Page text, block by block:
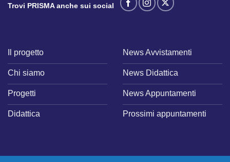
Trovi PRISMA anche sui social
Il progetto
Chi siamo
Progetti
Didattica
News Avvistamenti
News Didattica
News Appuntamenti
Prossimi appuntamenti